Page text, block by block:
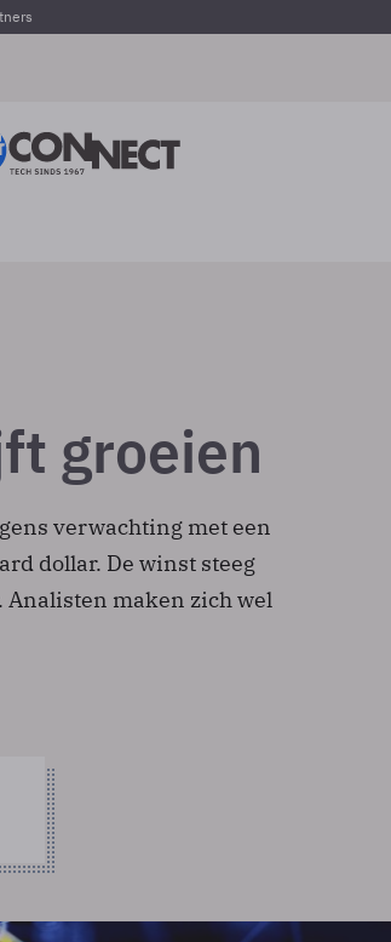
groeien
verwachting met een
dollar. De winst steeg
maken zich wel